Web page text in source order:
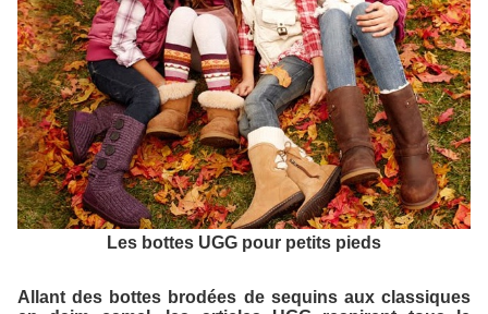
Les bottes UGG pour petits pieds
Allant des bottes brodées de sequins aux classiques